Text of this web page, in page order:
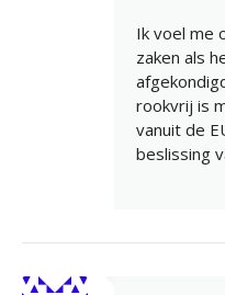
Ik voel me
zaken als
rookvrij is
vanuit de
beslissing